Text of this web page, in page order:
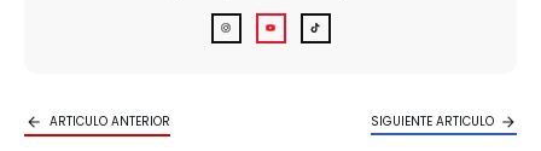
ARTICULO ANTERIOR SIGUIENTE ARTICULO